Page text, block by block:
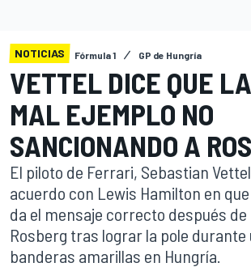
NOTICIAS Fórmula 1 GP de Hungría
VETTEL DICE QUE
MAL EJEMPLO NO
SANCIONANDO A
El piloto de Ferrari, Sebastian
acuerdo con Lewis Hamilton en que
da el mensaje correcto después de
Rosberg tras lograr la pole durante
banderas amarillas en Hungría.